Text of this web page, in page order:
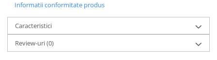
Informatii conformitate produs
Caracteristici
Review-uri(0)